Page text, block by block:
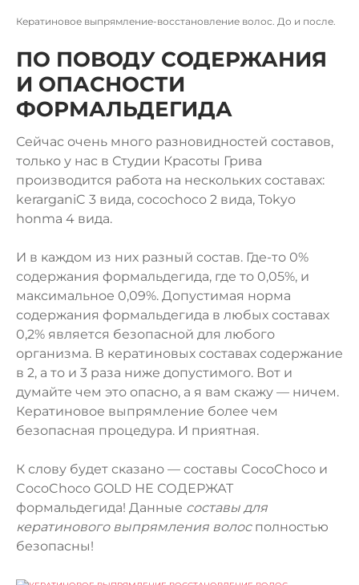
Кератиновое выпрямление-восстановление волос. До и после.
ПО ПОВОДУ СОДЕРЖАНИЯ
И ОПАСНОСТИ
ФОРМАЛЬДЕГИДА
Сейчас очень много разновидностей составов,
только у нас в Студии Красоты Грива
производится работа на нескольких составах:
kerarganiC 3 вида, cocochoco 2 вида, Tokyo
honma 4 вида.
И в каждом из них разный состав. Где-то 0%
содержания формальдегида, где то 0,05%, и
максимальное 0,09%. Допустимая норма
содержания формальдегида в любых составах
0,2% является безопасной для любого
организма. В кератиновых составах содержание
в 2, а то и 3 раза ниже допустимого. Вот и
думайте чем это опасно, а я вам скажу — ничем.
Кератиновое выпрямление более чем
безопасная процедура. И приятная.
К слову будет сказано — составы CocoChoco и
CocoChoco GOLD НЕ СОДЕРЖАТ
формальдегида! Данные составы для
кератинового выпрямления волосполностью
безопасны!